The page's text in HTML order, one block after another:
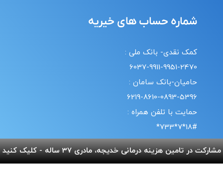
شماره حساب های خیریه
کمک نقدی- بانک ملی :
6037-9911-9951-2470
حامیان-بانک سامان :
6219-8610-0893-5396
حمایت با تلفن همراه :
18#*7*733*
20#*0*724*
مشارکت در تامین هزینه درمانی خدیجه، مادری 37 ساله - کلیک کنید